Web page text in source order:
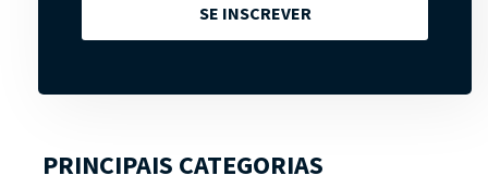
SE INSCREVER
PRINCIPAIS CATEGORIAS